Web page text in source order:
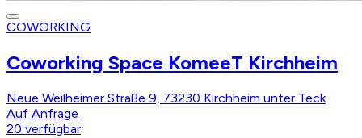
COWORKING
Coworking Space KomeeT Kirchheim
Neue Weilheimer Straße 9, 73230 Kirchheim unter Teck
Auf Anfrage
20 verfügbar